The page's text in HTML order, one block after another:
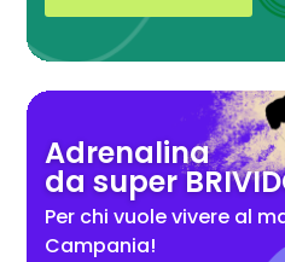
Adrenalina
da super
Per chi vuole vivere al
Campania!